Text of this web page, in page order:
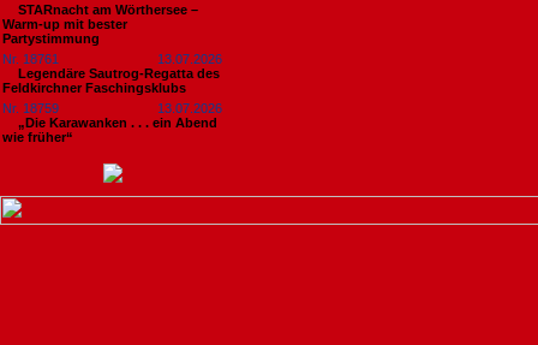
STARnacht am Wörthersee –
Warm-up mit bester
Partystimmung
Nr. 18761
13.07.2026
Legendäre Sautrog-Regatta des
Feldkirchner Faschingsklubs
Nr. 18759
13.07.2026
„Die Karawanken . . . ein Abend
wie früher“